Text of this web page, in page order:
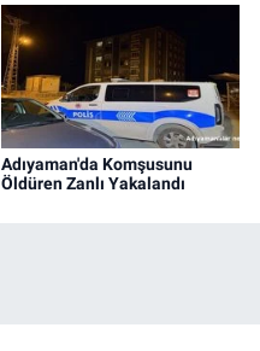
Adıyaman'da Komşusunu
Öldüren Zanlı Yakalandı